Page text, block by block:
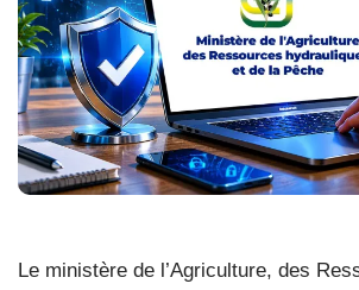
Le ministère de l’Agriculture, des